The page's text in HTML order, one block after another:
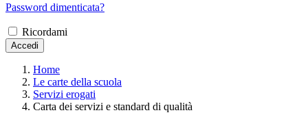
Password dimenticata?
Ricordami
Accedi
Home
Le carte della scuola
Servizi erogati
Carta dei servizi e standard di qualità